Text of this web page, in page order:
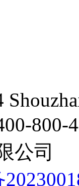
800-
公司